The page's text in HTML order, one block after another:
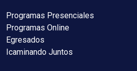
Programas Presenciales
Programas Online
Egresados
Icaminando Juntos